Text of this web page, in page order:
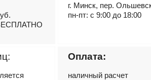
БЕСПЛАТНО
г. Минск, пер.
пн-пт: с 9:00 до 18:00
Оплата:
наличный расчет